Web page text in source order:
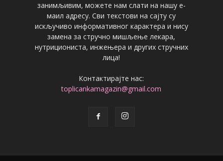
занимљивим, можете нам слати на нашу е-
маил адресу. Сви текстови на сајту су
искључиво информативног карактера и нису
замена за стручно мишљење лекара,
нутрициониста, инжењера и других стручних
лица!
Контактирајте нас:
toplicankamagazin@gmail.com